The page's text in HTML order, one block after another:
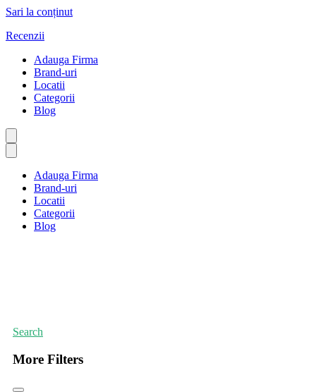
Sari la conținut
Recenzii
Adauga Firma
Brand-uri
Locatii
Categorii
Blog
Adauga Firma
Brand-uri
Locatii
Categorii
Blog
Search
More Filters